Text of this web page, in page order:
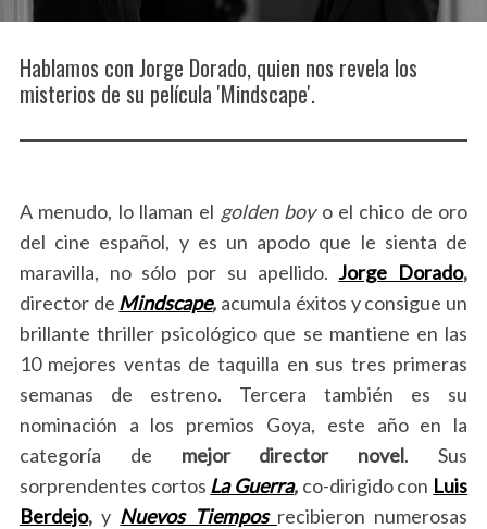
Hablamos con Jorge Dorado, quien nos revela los
misterios de su película 'Mindscape'.
A menudo, lo llaman el golden boyo el chico de oro
del cine español, y es un apodo que le sienta de
maravilla, no sólo por su apellido. Jorge Dorado,
director de Mindscape, acumula éxitos y consigue un
brillante thriller psicológico que se mantiene en las
10 mejores ventas de taquilla en sus tres primeras
semanas de estreno. Tercera también es su
nominación a los premios Goya, este año en la
categoría de mejor director novel.Sus
sorprendentes cortos La Guerra, co-dirigido con Luis
Berdejo,y Nuevos Tiempos recibieron numerosas